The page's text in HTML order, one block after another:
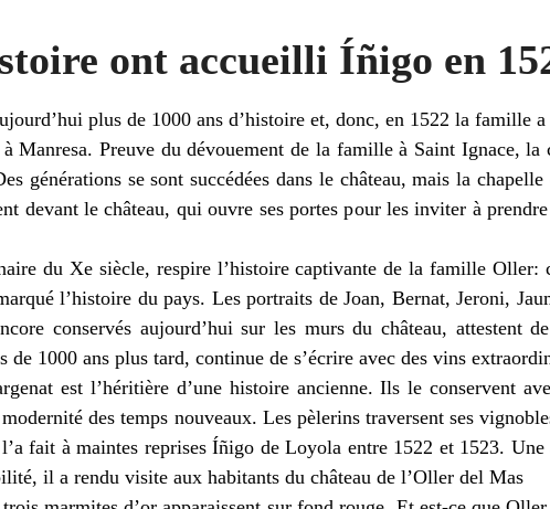
ont accueilli Íñigo en
plus de 1000 ans d’histoire et, donc, en 1522 la famille
à Manresa. Preuve du dévouement de la famille à Saint Ignace,
générations se sont succédées dans le château, mais la
devant le château, qui ouvre ses portes pour les inviter à
du Xe siècle, respire l’histoire captivante de la famille Oller:
l’histoire du pays. Les portraits de Joan, Bernat, Jeroni,
conservés aujourd’hui sur les murs du château, attestent
1000 ans plus tard, continue de s’écrire avec des vins
est l’héritière d’une histoire ancienne. Ils le conservent
des temps nouveaux. Les pèlerins traversent ses
fait à maintes reprises Íñigo de Loyola entre 1522 et 1523. Une
il a rendu visite aux habitants du château de l’Oller del Mas